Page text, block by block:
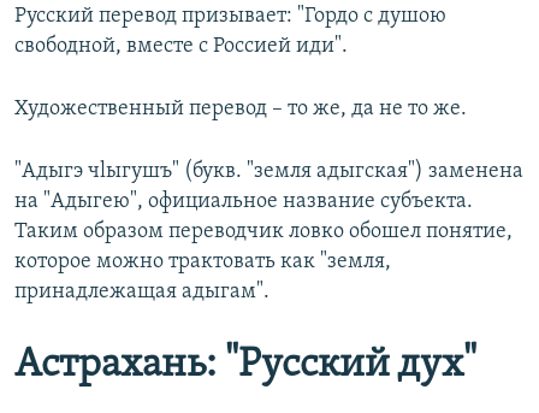
Русский перевод призывает: "Гордо с душою
свободной, вместе с Россией иди".
Художественный перевод – то же, да не то же.
"Адыгэ чlыгушъ" (букв. "земля адыгская") заменена
на "Адыгею", официальное название субъекта.
Таким образом переводчик ловко обошел понятие,
которое можно трактовать как "земля,
принадлежащая адыгам".
Астрахань: "Русский дух"